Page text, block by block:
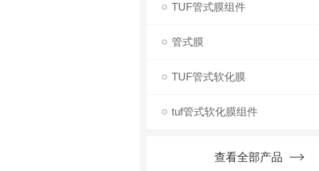
TUF管式膜组件
管式膜
TUF管式软化膜
tuf管式软化膜组件
查看全部产品